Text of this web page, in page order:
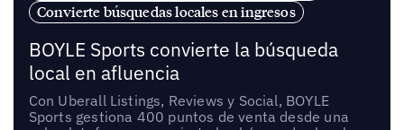
Convierte búsquedas locales en ingresos
BOYLE Sports convierte la búsqueda
local en afluencia
Con Uberall Listings, Reviews y Social, BOYLE
Sports gestiona 400 puntos de venta desde una